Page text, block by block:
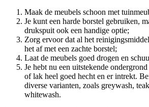
Maak de meubels schoon met
Je kunt een harde borstel gebruiken,
drukspuit ook een handige optie;
Zorg ervoor dat al het
het af met een zachte borstel;
Laat de meubels goed drogen en
Je hebt nu een uitstekende
of lak heel goed hecht en er intrekt.
diverse varianten, zoals greywash,
whitewash.